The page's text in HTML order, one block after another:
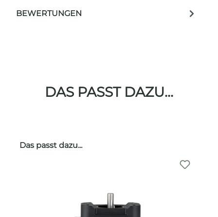
BEWERTUNGEN
DAS PASST DAZU...
Produktgalerie überspringen
Das passt dazu...